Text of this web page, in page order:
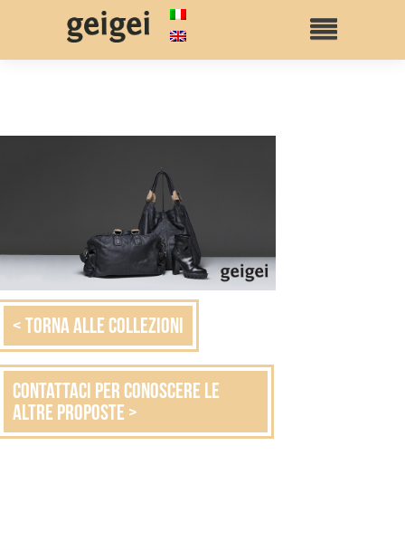
< Torna alle collezioni
Contattaci per conoscere le
altre proposte >